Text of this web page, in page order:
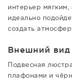
интерьер
идеально
создать
Внешний вид
Подвесная
плафонами и